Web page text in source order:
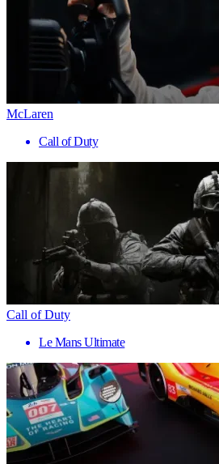
McLaren
Call of Duty
Call of Duty
Le Mans Ultimate